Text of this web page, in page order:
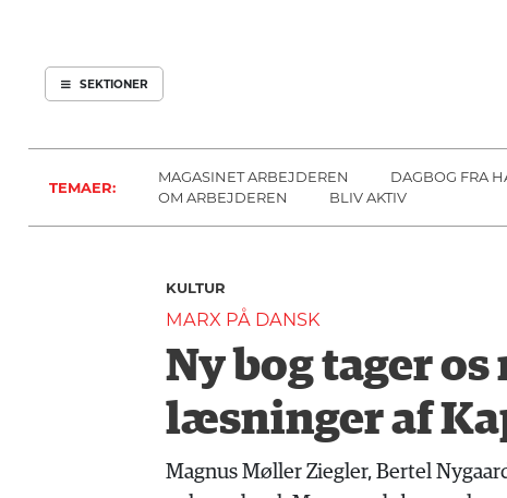
SEKTIONER
ARBEJDEREN
MENER
UDLAND
LÆSER
HISTORIE
SOUNDCLOUD
ABONNER
LOG IND
OM
SEKTIONER
TEMAER:
MAGASINET ARBEJDEREN DAGBOG FRA
OM ARBEJDEREN
BLIV AKTIV
KULTUR
MARX PÅ DANSK
Ny bog tager
læsninger af
Magnus Møller Ziegler, Bertel